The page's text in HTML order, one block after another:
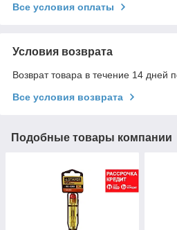
Все условия оплаты
Условия возврата
Возврат товара в течение 14 дней
Все условия возврата
Подобные товары компании